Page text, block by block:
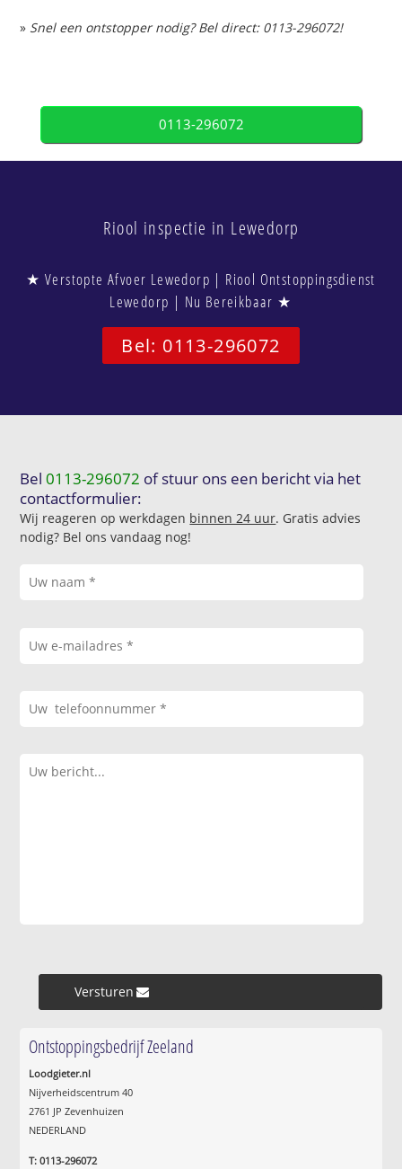
» Snel een ontstopper nodig? Bel direct: 0113-296072!
0113-296072
Riool inspectie in Lewedorp
★ Verstopte Afvoer Lewedorp | Riool Ontstoppingsdienst
Lewedorp | Nu Bereikbaar ★
Bel: 0113-296072
Bel0113-296072 of stuur ons een bericht via het
contactformulier:
Wij reageren op werkdagen binnen 24 uur. Gratis advies
nodig? Bel ons vandaag nog!
Versturen »
Ontstoppingsbedrijf Zeeland
Loodgieter.nl
Nijverheidscentrum 40
2761 JP Zevenhuizen
NEDERLAND
T: 0113-296072